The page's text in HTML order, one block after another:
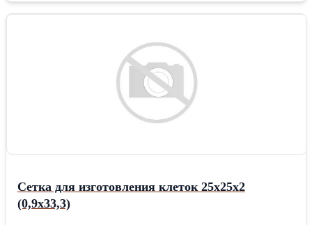
Сетка для изготовления клеток 25х25х2
(0,9х33,3)